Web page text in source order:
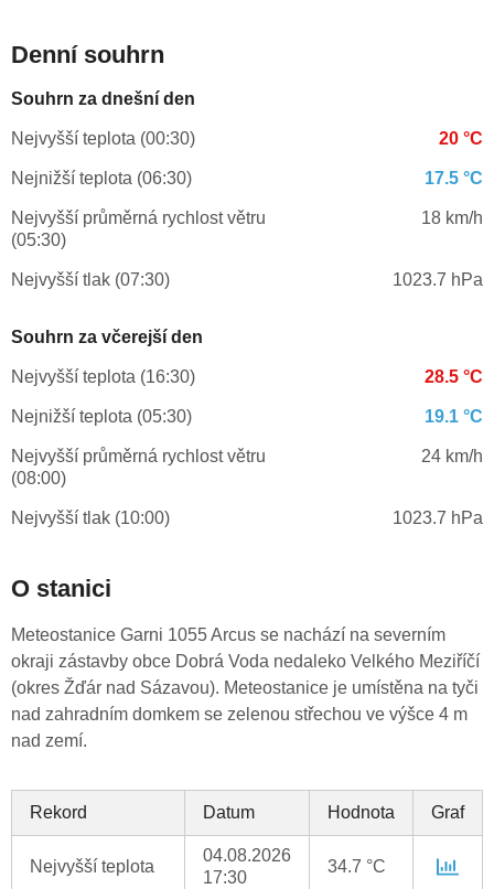
Denní souhrn
Souhrn za dnešní den
Nejvyšší teplota (00:30) 20 °C
Nejnižší teplota (06:30) 17.5 °C
Nejvyšší průměrná rychlost větru
(05:30)
18 km/h
Nejvyšší tlak (07:30) 1023.7 hPa
Souhrn za včerejší den
Nejvyšší teplota (16:30) 28.5 °C
Nejnižší teplota (05:30) 19.1 °C
Nejvyšší průměrná rychlost větru
(08:00)
24 km/h
Nejvyšší tlak (10:00) 1023.7 hPa
O stanici
Meteostanice Garni 1055 Arcus se nachází na severním
okraji zástavby obce Dobrá Voda nedaleko Velkého Meziříčí
(okres Žďár nad Sázavou). Meteostanice je umístěna na tyči
nad zahradním domkem se zelenou střechou ve výšce 4 m
nad zemí.
Rekord Datum Hodnota Graf
Nejvyšší teplota
04.08.2026
17:30
34.7 °C